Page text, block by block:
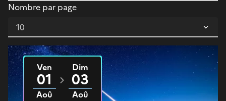
Nombre par page
Du
Ven
01
Aoû
2025 au
Dim
03
Aoû
2025